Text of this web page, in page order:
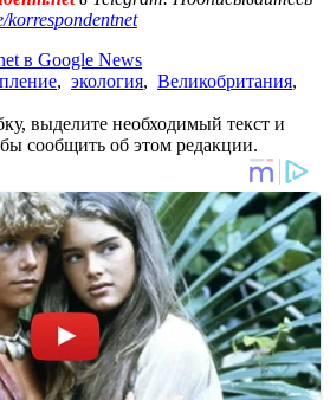
korrespondentnet
в Google News
, экология, Великобритания,
выделите необходимый текст и
сообщить об этом редакции.